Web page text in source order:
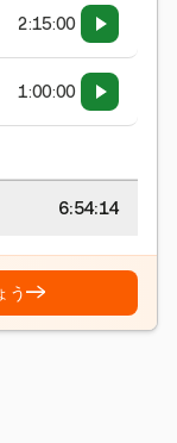
2:15:00
1:00:00
6:54:15
う→